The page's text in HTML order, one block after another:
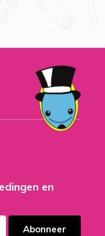
en
Abonneer